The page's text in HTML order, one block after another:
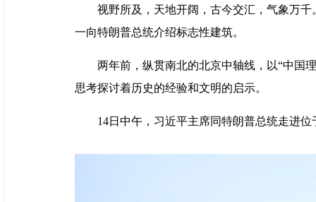
视野所及，天地开阔，古今交汇，气象万
一向特朗普总统介绍标志性建筑。
两年前，纵贯南北的北京中轴线，以“中国
思考探讨着历史的经验和文明的启示。
14日中午，习近平主席同特朗普总统走进